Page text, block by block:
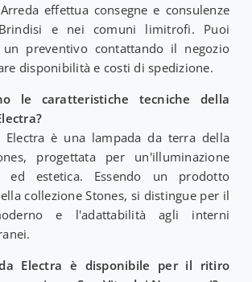
effettua consegne e consulenze
e nei comuni limitrofi. Puoi
un preventivo contattando il negozio
disponibilità e costi di spedizione.
le caratteristiche tecniche della
è una lampada da terra della
progettata per un'illuminazione
ed estetica. Essendo un prodotto
collezione Stones, si distingue per il
e l'adattabilità agli interni
Electra è disponibile per il ritiro